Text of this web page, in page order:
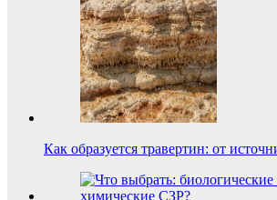
Как образуется травертин: от